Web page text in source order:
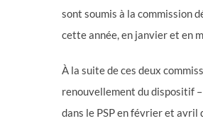
sont soumis à la commission
cette année, en janvier et en
À la suite de ces deux
renouvellement du dispositif
dans le PSP en février et avril